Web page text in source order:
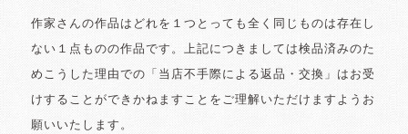
作家さんの作品はどれを１つとっても全く同じものは存在し
ない１点ものの作品です。上記につきましては検品済みのた
めこうした理由での「当店不手際による返品・交換」はお受
けすることができかねますことをご理解いただけますようお
願いいたします。